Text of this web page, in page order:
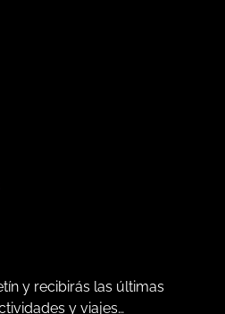
y recibirás las últimas
y viajes…